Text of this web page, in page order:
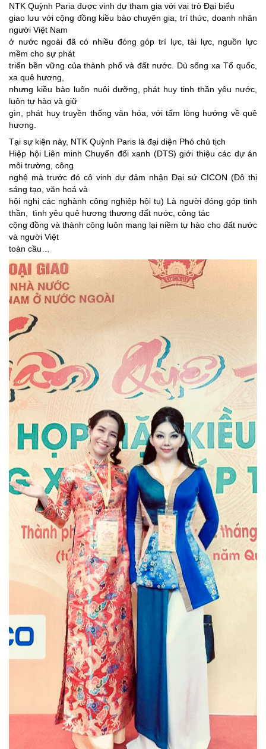
NTK Quỳnh Paria được vinh dự tham gia với vai trò Đại biểu
giao lưu với cộng đồng kiều bào chuyên gia, trí thức, doanh nhân
người Việt Nam
ở nước ngoài đã có nhiều đóng góp trí lực, tài lực, nguồn lực
mềm cho sự phát
triển bền vững của thành phố và đất nước. Dù sống xa Tổ quốc,
xa quê hương,
nhưng kiều bào luôn nuôi dưỡng, phát huy tinh thần yêu nước,
luôn tự hào và giữ
gìn, phát huy truyền thống văn hóa, với tấm lòng hướng về quê
hương.
Tại sự kiện này, NTK Quỳnh Paris là đại diện Phó chủ tịch
Hiệp hội Liên minh Chuyển đổi xanh (DTS) giới thiệu các dự án
môi trường, công
nghệ mà trước đó cô vinh dự đảm nhận Đại sứ CICON (Đô thị
sáng tạo, văn hoá và
hội nghị các nghành công nghiệp hội tụ) Là người đóng góp tinh
thần,
tình yêu quê hương thương đất nước, công tác
cộng đồng và thành công luôn mang lại niềm tự hào cho đất nước
và người Việt
toàn cầu…